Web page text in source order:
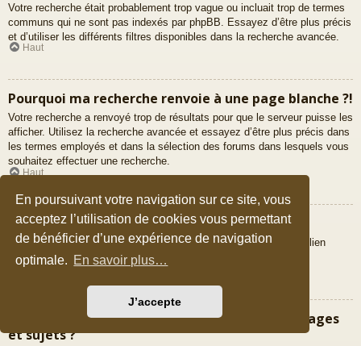
En poursuivant votre navigation sur ce site, vous
acceptez l’utilisation de cookies vous permettant
de bénéficier d’une expérience de navigation
optimale. En savoir plus…
J’accepte
Votre recherche était probablement trop vague ou incluait trop de termes
communs qui ne sont pas indexés par phpBB. Essayez d’être plus précis
et d’utiliser les différents filtres disponibles dans la recherche avancée.
Haut
Pourquoi ma recherche renvoie à une page blanche ?!
Votre recherche a renvoyé trop de résultats pour que le serveur puisse les
afficher. Utilisez la recherche avancée et essayez d’être plus précis dans
les termes employés et dans la sélection des forums dans lesquels vous
souhaitez effectuer une recherche.
Haut
Comment puis-je rechercher des membres ?
Veuillez vous rendre sur la liste des membres puis cliquer sur le lien
« Trouver un membre ».
Haut
Comment puis-je retrouver mes propres messages
et sujets ?